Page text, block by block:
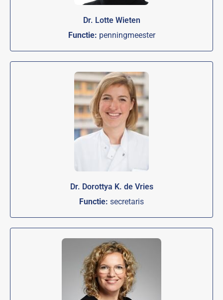
Dr. Lotte Wieten
Functie: penningmeester
Dr. Dorottya K. de Vries
Functie: secretaris